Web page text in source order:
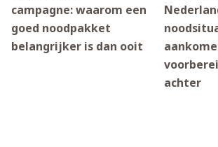
campagne: waarom een
goed noodpakket
belangrijker is dan ooit
achter